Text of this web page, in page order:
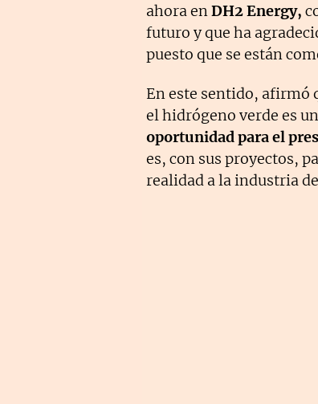
ahora en DH2 Energy,
futuro y que ha
puesto que se están
En este sentido, afirmó
el hidrógeno verde es
oportunidad para el
es, con sus proyectos,
realidad a la industria